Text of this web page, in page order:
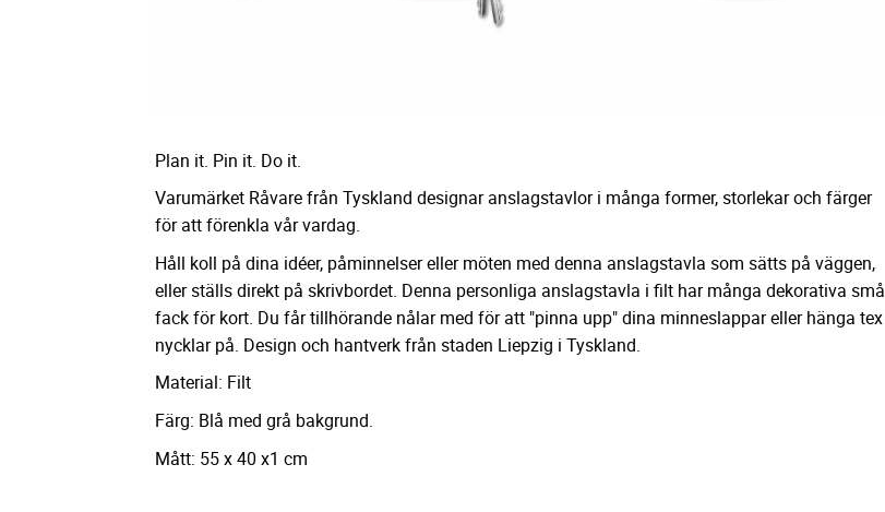
Plan it. Pin it. Do it.
Varumärket Råvare från Tyskland designar anslagstavlor i många former, storlekar och färger
för att förenkla vår vardag.
Håll koll på dina idéer, påminnelser eller möten med denna anslagstavla som sätts på väggen,
eller ställs direkt på skrivbordet. Denna personliga anslagstavla i filt har många dekorativa små
fack för kort. Du får tillhörande nålar med för att "pinna upp" dina minneslappar eller hänga tex
nycklar på. Design och hantverk från staden Liepzig i Tyskland.
Material: Filt
Färg: Blå med grå bakgrund.
Mått: 55 x 40 x1 cm